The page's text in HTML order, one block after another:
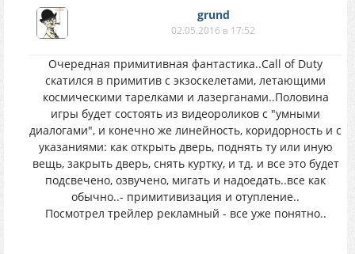
grund
02.05.2016 в 17:52
Очередная примитивная фантастика..Call of Duty
скатился в примитив с экзоскелетами, летающими
космическими тарелками и лазерганами..Половина
игры будет состоять из видеороликов с "умными
диалогами", и конечно же линейность, коридорность и с
указаниями: как открыть дверь, поднять ту или иную
вещь, закрыть дверь, снять куртку, и тд. и все это будет
подсвечено, озвучено, мигать и надоедать..все как
обычно..- примитивизация и отупление..
Посмотрел трейлер рекламный - все уже понятно..